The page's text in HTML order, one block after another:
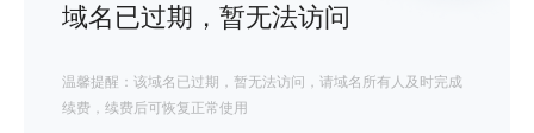
域名已过期，暂无法访问
温馨提醒：该域名已过期，暂无法访问，请域名所有人及时完成
续费，续费后可恢复正常使用